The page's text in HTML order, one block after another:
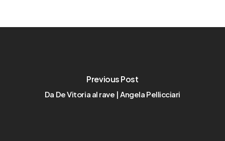
Previous Post
Da De Vitoria al rave | Angela Pellicciari